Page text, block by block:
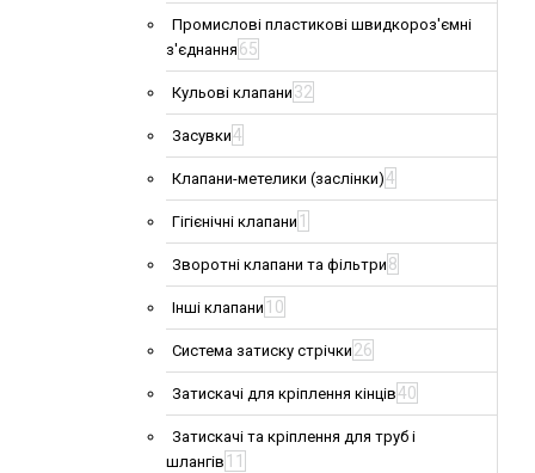
Промислові пластикові швидкороз'ємні
з'єднання 65
Кульові клапани 32
Засувки4
Клапани-метелики (заслінки)4
Гігієнічні клапани 1
Зворотні клапани та фільтри 8
Інші клапани 10
Система затиску стрічки 26
Затискачі для кріплення кінців40
Затискачі та кріплення для труб і
шлангів 11